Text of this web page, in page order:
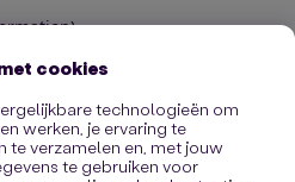
.
cookies
technologieën om
werken, je ervaring te
te verzamelen en, met jouw
te gebruiken voor